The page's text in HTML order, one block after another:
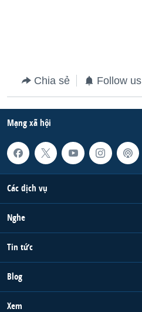
Chia sẻ Follow us
Mạng xã hội
Các dịch vụ
Nghe
Tin tức
Blog
Xem